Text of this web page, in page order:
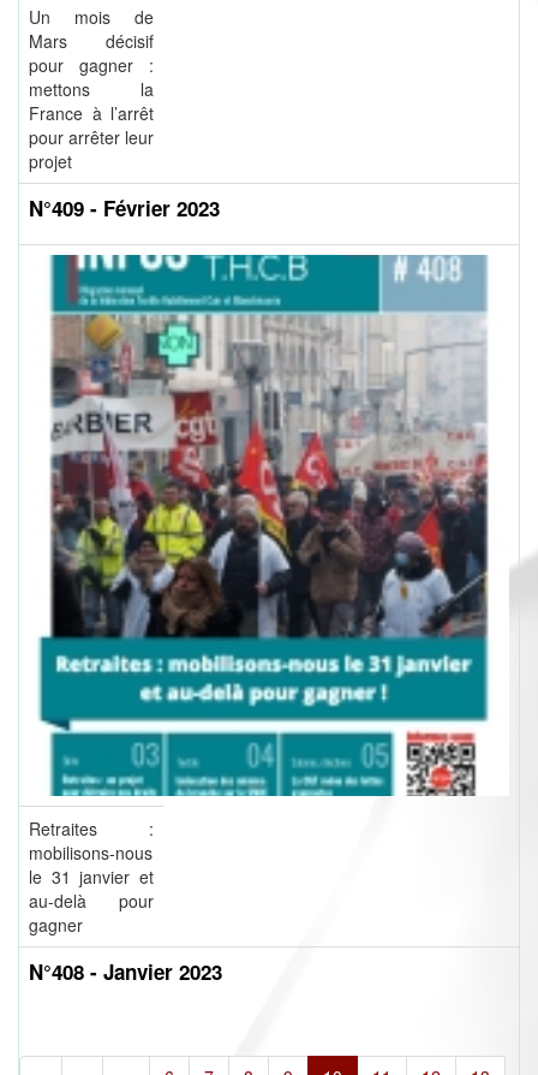
Un mois de
Mars décisif
pour gagner :
mettons la
France à l’arrêt
pour arrêter leur
projet
N°409 - Février 2023
Retraites :
mobilisons-nous
le 31 janvier et
au-delà pour
gagner
N°408 - Janvier 2023